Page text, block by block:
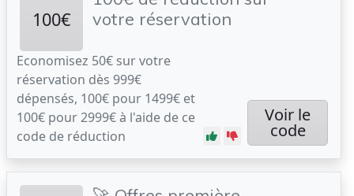
100€
votre réservation
Economisez 50€ sur votre
réservation dès 999€
dépensés, 100€ pour 1499€ et
100€ pour 2999€ à l'aide de ce
code de réduction
Voir le
code